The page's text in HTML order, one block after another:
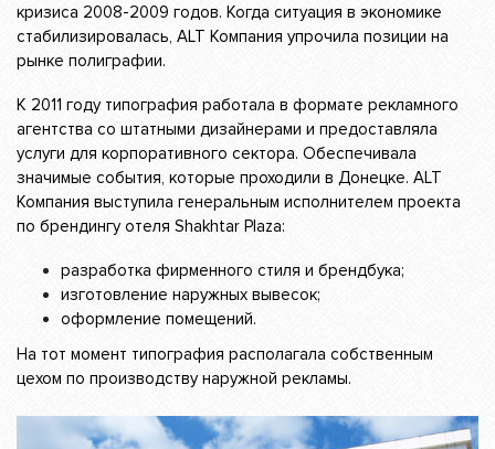
кризиса 2008-2009 годов. Когда ситуация в экономике
стабилизировалась, ALT Компания упрочила позиции на
рынке полиграфии.
К 2011 году типография работала в формате рекламного
агентства со штатными дизайнерами и предоставляла
услуги для корпоративного сектора. Обеспечивала
значимые события, которые проходили в Донецке. ALT
Компания выступила генеральным исполнителем проекта
по брендингу отеля Shakhtar Plaza:
разработка фирменного стиля и брендбука;
изготовление наружных вывесок;
оформление помещений.
На тот момент типография располагала собственным
цехом по производству наружной рекламы.